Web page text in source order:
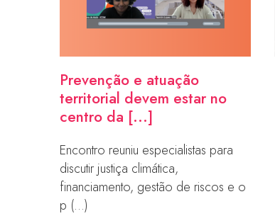
Prevenção e atuação
territorial devem estar no
centro da [...]
Encontro reuniu especialistas para
discutir justiça climática,
financiamento, gestão de riscos e o
p (...)